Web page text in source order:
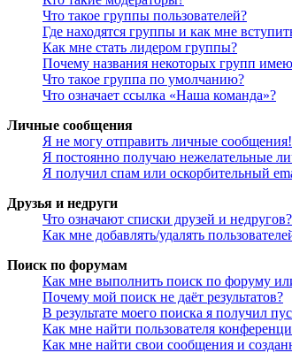
Что такое группы пользователей?
Где находятся группы и как мне
Как мне стать лидером группы?
Почему названия некоторых групп
Что такое группа по умолчанию?
Что означает ссылка «Наша команда»?
Личные сообщения
Я не могу отправить личные сообщения!
Я постоянно получаю нежелательные
Я получил спам или оскорбительный
Друзья и недруги
Что означают списки друзей и недругов?
Как мне добавлять/удалять
Поиск по форумам
Как мне выполнить поиск по форуму
Почему мой поиск не даёт результатов?
В результате моего поиска я получил
Как мне найти пользователя
Как мне найти свои сообщения и